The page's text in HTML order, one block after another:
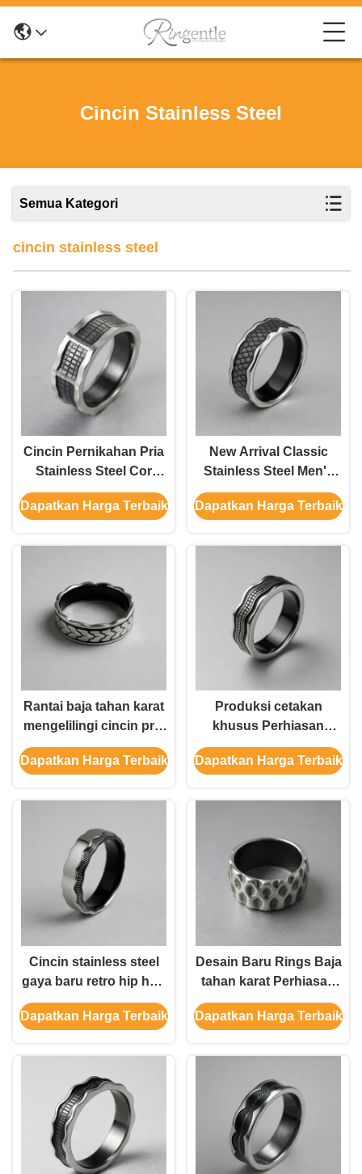
Cincin Stainless Steel
Semua Kategori
cincin stainless steel
Cincin Pernikahan Pria
Stainless Steel Cor
Baru Gaya Stainless
Steel Ring Wedding
Fashion
Dapatkan Harga Terbaik
New Arrival Classic
Stainless Steel Men's
Wedding Ring Stainless
Steel Ring Wedding
Dapatkan Harga Terbaik
Rantai baja tahan karat
mengelilingi cincin pria
menghilangkan stres
pasangan cincin wanita
aksesoris
Dapatkan Harga Terbaik
Produksi cetakan
khusus Perhiasan
khusus Pabrik baja
tahan karat Pemasok
Fashion Ring Perhiasan
Dapatkan Harga Terbaik
Cincin stainless steel
gaya baru retro hip hop
punk kepribadian
perhiasan jantung
Dapatkan Harga Terbaik
Desain Baru Rings Baja
tahan karat Perhiasan
kepribadian baru untuk
pria Rings cetakan mati
Dapatkan Harga Terbaik